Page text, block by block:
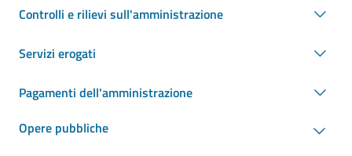
Controlli e rilievi sull'amministrazione
Servizi erogati
Pagamenti dell'amministrazione
Opere pubbliche